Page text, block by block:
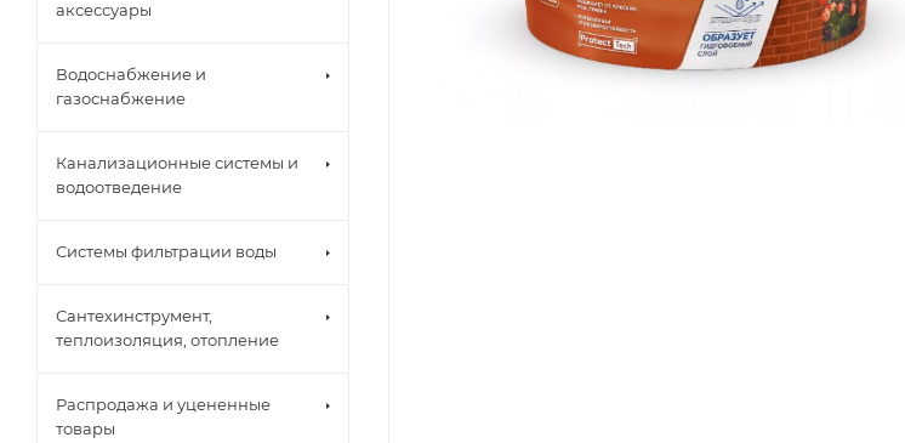
аксессуары
Водоснабжение и
газоснабжение
Канализационные системы и
водоотведение
Системы фильтрации воды
Сантехинструмент,
теплоизоляция, отопление
Распродажа и уцененные
товары